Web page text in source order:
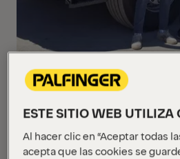
elevación con una grúa High
PALFINGER, apostando por
eficiencia operativa.
ESTE SITIO WEB UTILIZA
Al hacer clic en “Aceptar todas
acepta que las cookies se